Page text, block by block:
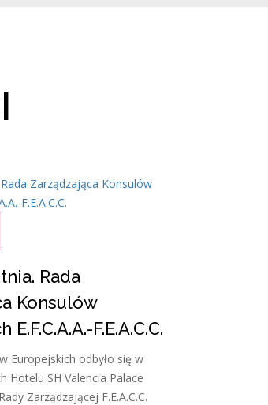
Rada
Konsulów
F.E.A.C.C.
Europejskich odbyło się w
Hotelu SH Valencia Palace
Zarządzającej F.E.A.C.C.